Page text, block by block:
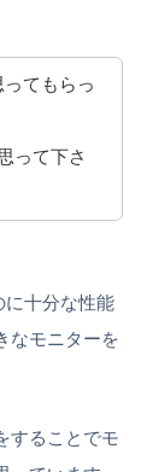
てもらっ
って下さ
に十分な性能
なモニターを
することでモ